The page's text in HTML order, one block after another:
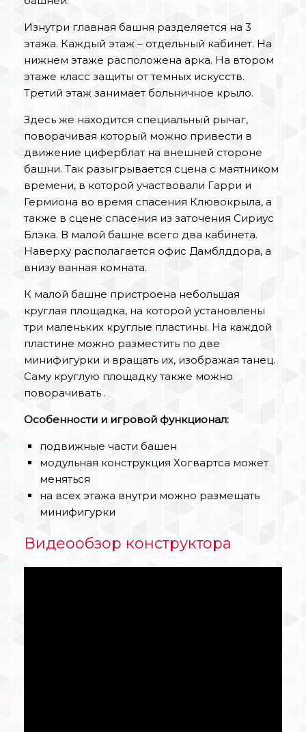
Изнутри главная башня разделяется на 3
этажа. Каждый этаж – отдельный кабинет. На
нижнем этаже расположена арка. На втором
этаже класс защиты от темных искусств.
Третий этаж занимает больничное крыло.
Здесь же находится специальный рычаг,
поворачивая который можно привести в
движение циферблат на внешней стороне
башни. Так разыгрывается сцена с маятником
времени, в которой участвовали Гарри и
Гермиона во время спасения Клювокрыла, а
также в сцене спасения из заточения Сириус
Блэка. В малой башне всего два кабинета.
Наверху располагается офис Дамблддора, а
внизу ванная комната.
К малой башне пристроена небольшая
круглая площадка, на которой установлены
три маленьких круглые пластины. На каждой
пластине можно разместить по две
минифигурки и вращать их, изображая танец.
Саму круглую площадку также можно
поворачивать .
Особенности и игровой функционал:
подвижные части башен
модульная конструкция Хогвартса может
меняться
на всех этажа внутри можно размещать
минифигурки
Видеообзор конструктора